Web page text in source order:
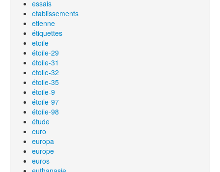
essais
etablissements
etienne
étiquettes
etoile
étoile-29
étoile-31
étoile-32
étoile-35
étoile-9
étoile-97
étoile-98
étude
euro
europa
europe
euros